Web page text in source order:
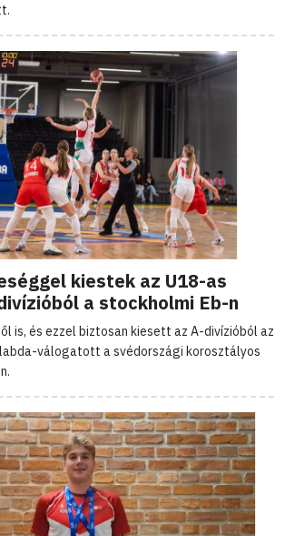
kiestek az U18-as
a stockholmi Eb-n
is, és ezzel biztosan kiesett az A-divízióból az
válogatott a svédországi korosztályos